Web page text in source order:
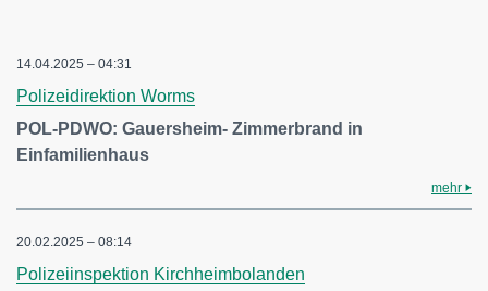
14.04.2025 – 04:31
Polizeidirektion Worms
POL-PDWO: Gauersheim- Zimmerbrand in
Einfamilienhaus
mehr
20.02.2025 – 08:14
Polizeiinspektion Kirchheimbolanden